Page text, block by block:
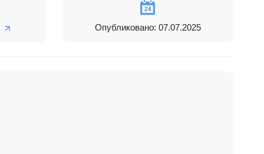
Опубликовано: 07.07.2025